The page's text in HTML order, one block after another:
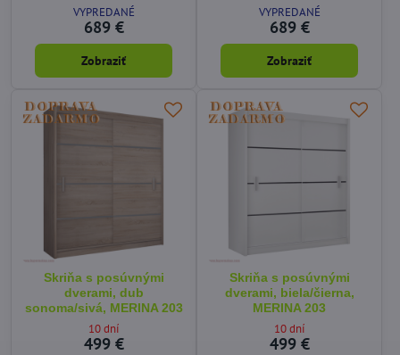
VYPREDANÉ
689 €
Zobraziť
VYPREDANÉ
689 €
Zobraziť
Skriňa s posúvnými
dverami, dub
sonoma/sivá, MERINA 203
10 dní
499 €
Skriňa s posúvnými
dverami, biela/čierna,
MERINA 203
10 dní
499 €